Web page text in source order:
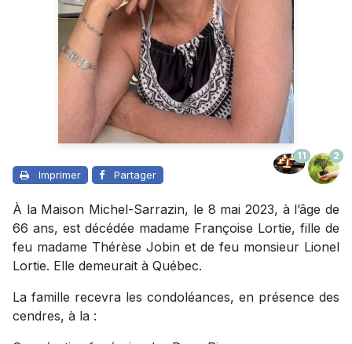
Imprimer Partager
11 2
À la Maison Michel-Sarrazin, le 8 mai 2023, à l’âge de
66 ans, est décédée madame Françoise Lortie, fille de
feu madame Thérèse Jobin et de feu monsieur Lionel
Lortie. Elle demeurait à Québec.
La famille recevra les condoléances, en présence des
cendres, à la :